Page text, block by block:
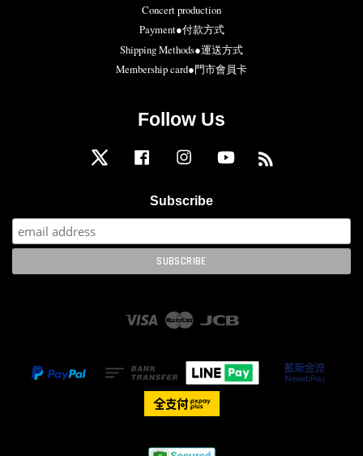
Concert production
Payment●付款方式
Shipping Methods●運送方式
Membership card●門市會員卡
Follow Us
Twitter Facebook Instagram YouTube
Subscribe
Visa Master